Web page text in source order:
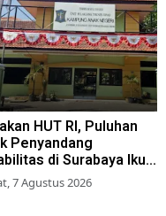
HUT RI, Puluhan
Penyandang
di Surabaya Ikuti
Lomba
7 Agustus 2026